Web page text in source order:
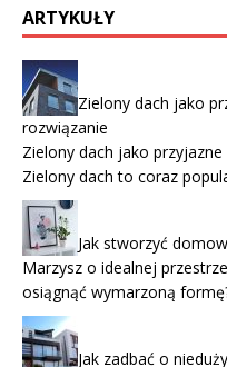
ARTYKUŁY
Zielony dach jako
rozwiązanie
Zielony dach jako
Zielony dach to coraz
Jak stworzyć
Marzysz o idealnej
osiągnąć wymarzoną
Jak zadbać o